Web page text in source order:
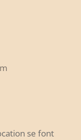
se font